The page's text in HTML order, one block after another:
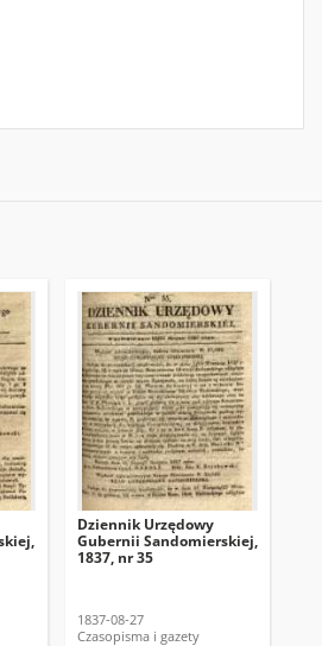
Dziennik Urzędowy
Gubernii Sandomierskiej,
1837, nr 35
1837-08-27
Czasopisma i gazety